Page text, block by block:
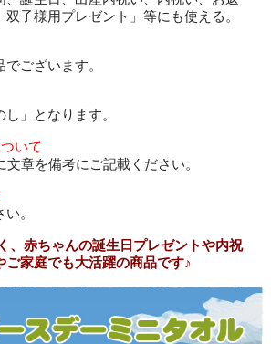
双子様用プレゼント」等にも使える。
でございます。
」となります。
いて
章を備考にご記載ください。
。
、赤ちゃんの誕生日プレゼントや内祝
ご家庭でも大活躍の商品です♪